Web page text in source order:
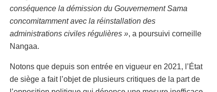
conséquence la démission du Gouvernement Sama
concomitamment avec la réinstallation des
administrations civiles régulières », a poursuivi corneille
Nangaa.
Notons que depuis son entrée en vigueur en 2021, l’État
de siège a fait l’objet de plusieurs critiques de la part de